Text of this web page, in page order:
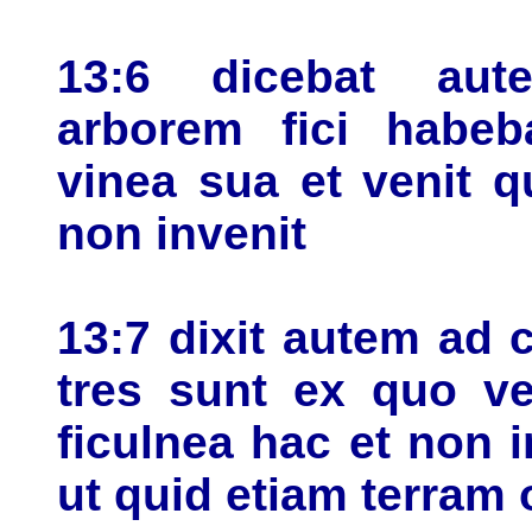
13:6 dicebat
arborem fici
vinea sua et venit
non invenit
13:7 dixit autem ad
tres sunt ex quo
ficulnea hac et non
ut quid etiam terram